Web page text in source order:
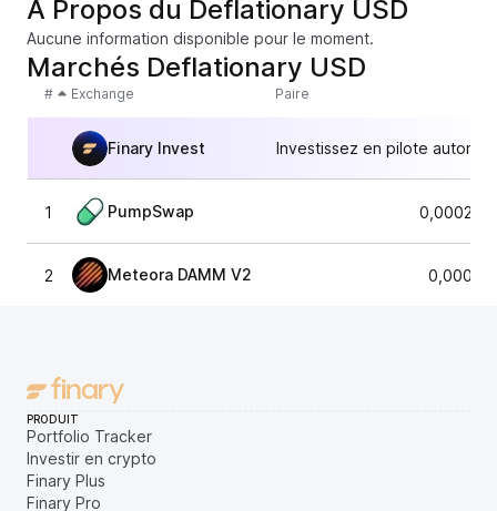
À Propos du Deflationary USD
Aucune information disponible pour le moment.
Marchés Deflationary USD
# Exchange Paire
Finary Invest Investissez en pilote
1 PumpSwap
2 Meteora DAMM V2
PRODUIT
Portfolio Tracker
Investir en crypto
Finary Plus
Finary Pro